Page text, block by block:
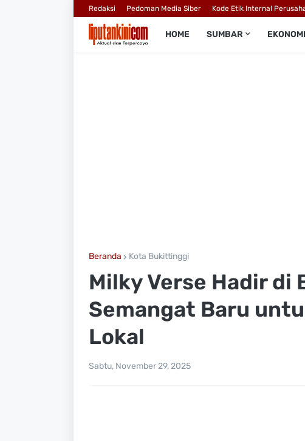
Redaksi Pedoman Media Siber Kode Etik Internal
HOME SUMBAR EKONOMI
Beranda Kota Bukittinggi
Milky Verse Hadir di
Semangat Baru
Lokal
Sabtu, November 29, 2025